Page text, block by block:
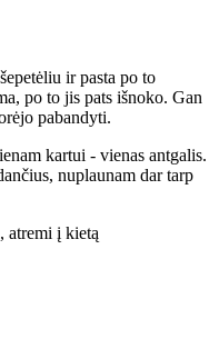
ir pasta po to
po to jis pats išnoko. Gan
pabandyti.
kartui - vienas antgalis.
nuplaunam dar tarp
atremi į kietą